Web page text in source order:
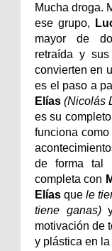
Mucha droga.
ese grupo,
mayor de
retraída y
convierten en
es el paso a
Elías (Nicolás
es su
funciona
de forma tal
completa con
Elías quele
tiene ganas)
motivación de
y plástica en